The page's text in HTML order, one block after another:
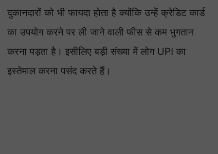
दुकानदारों को भी फायदा होता है क्योंकि उन्हें क्रेडिट कार्ड
का उपयोग करने पर ली जाने वाली फीस से कम भुगतान
करना पड़ता है। इसीलिए बड़ी संख्या में लोग UPI का
इस्तेमाल करना पसंद करते हैं।